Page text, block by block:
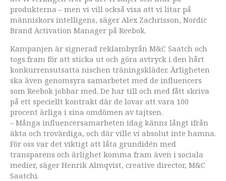
produkterna – men vi vill också visa att vi litar på
människors intelligens, säger Alex Zachrisson, Nordic
Brand Activation Manager på Reebok.
Kampanjen är signerad reklambyrån M&C Saatch och
togs fram för att sticka ut och göra avtryck i den hårt
konkurrensutsatta nischen träningskläder. Ärligheten
ska även genomsyra samarbetet med de influencers
som Reebok jobbar med. De har till och med fått skriva
på ett speciellt kontrakt där de lovar att vara 100
procent ärliga i sina omdömen av tajtsen.
– Många influencersamarbeten idag känns långt ifrån
äkta och trovärdiga, och där ville vi absolut inte hamna.
För oss var det viktigt att låta grundidén med
transparens och ärlighet komma fram även i sociala
medier, säger Henrik Almqvist, creative director, M&C
Saatchi.